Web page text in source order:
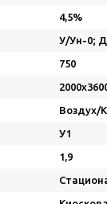
4,5%
У/Ун-0;
750
Воздух/
У1
1,9